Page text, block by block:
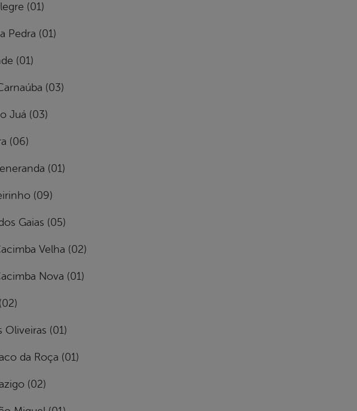
(01)
Pedra (01)
(01)
(03)
Juá (03)
(06)
(01)
(09)
Gaias (05)
Velha (02)
Nova (01)
Oliveiras (01)
da Roça (01)
(02)